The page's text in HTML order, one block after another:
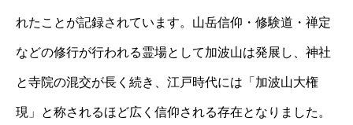
れたことが記録されています。山岳信仰・修験道・禅定
などの修行が行われる霊場として加波山は発展し、神社
と寺院の混交が長く続き、江戸時代には「加波山大権
現」と称されるほど広く信仰される存在となりました。